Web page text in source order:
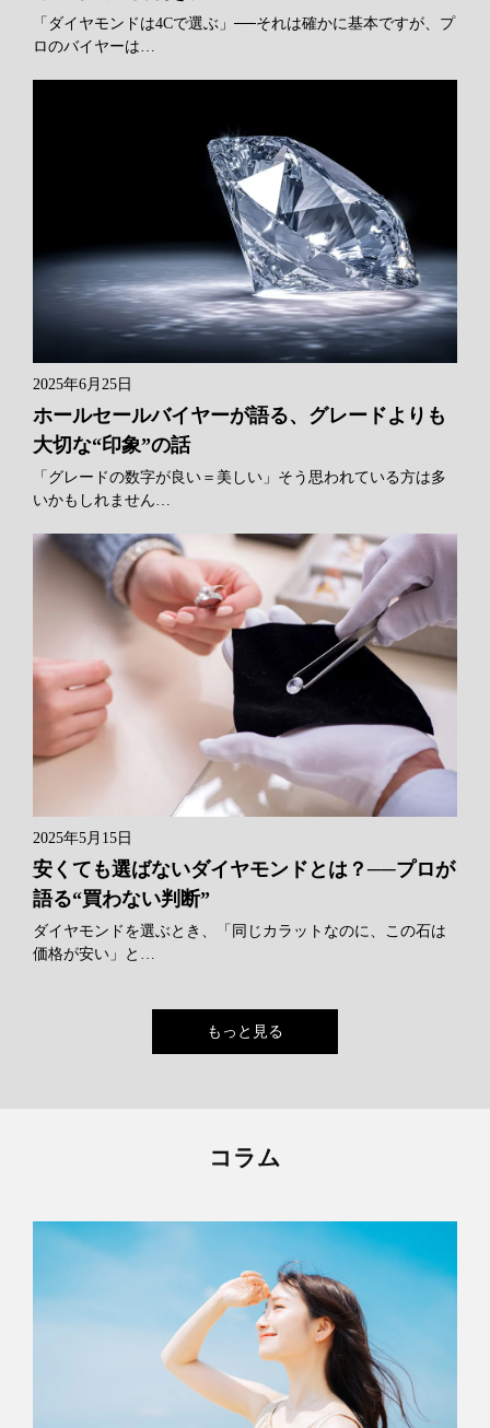
「ダイヤモンドは4Cで選ぶ」──それは確かに基本ですが、プ
ロのバイヤーは…
2025年6月25日
ホールセールバイヤーが語る、グレードよりも
大切な“印象”の話
「グレードの数字が良い＝美しい」そう思われている方は多
いかもしれません…
2025年5月15日
安くても選ばないダイヤモンドとは？──プロが
語る“買わない判断”
ダイヤモンドを選ぶとき、「同じカラットなのに、この石は
価格が安い」と…
もっと見る
コラム